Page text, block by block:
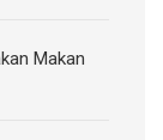
Makan